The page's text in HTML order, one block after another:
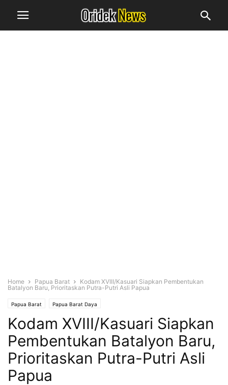
Home Papua Barat
Kodam XVIII/Kasuari Siapkan Pembentukan
Batalyon Baru, Prioritaskan Putra-Putri Asli Papua
Papua Barat Papua Barat Daya
Kodam XVIII/Kasuari Siapkan
Pembentukan Batalyon Baru,
Prioritaskan Putra-Putri Asli
Papua